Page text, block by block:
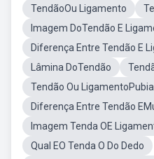
TendãoOu Ligamento
Imagem DoTendão E
Diferença Entre Tendão E
Lâmina DoTendão
Tendão Ou
Diferença Entre Tendão
Imagem Tenda OE
Qual EO Tenda O Do Dedo